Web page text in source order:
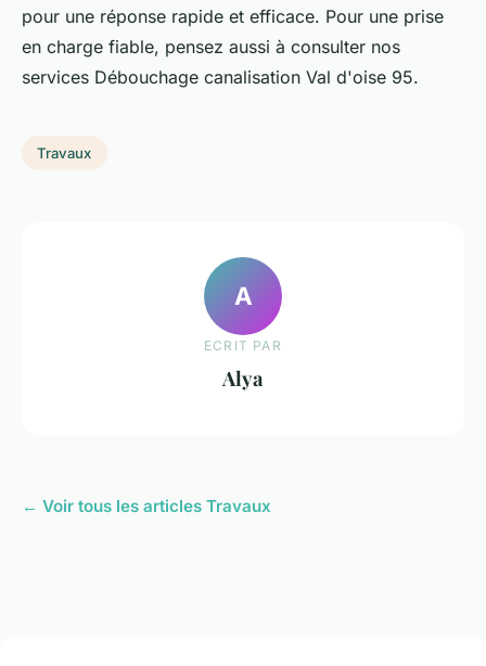
pour une réponse rapide et efficace. Pour une prise
en charge fiable, pensez aussi à consulter nos
services Débouchage canalisation Val d'oise 95.
Travaux
A
ECRIT PAR
Alya
← Voir tous les articles Travaux